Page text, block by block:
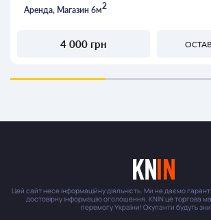
Аренда, Магазин 6м2
4 000 грн
Цей сайт несе інформаційну діяльність. Ми не даємо
достовірну інформацію оголошення. KNIN це торгова
перемогу України! Окупанти будуть